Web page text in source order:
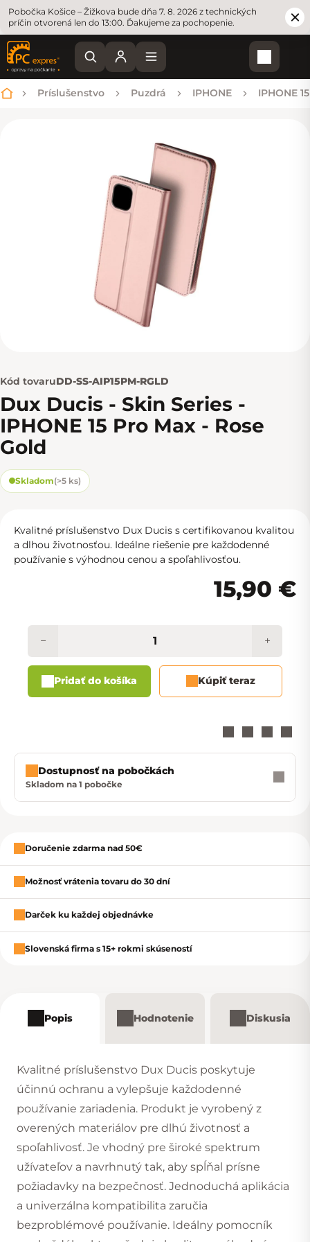
Pobočka Košice – Žižkova bude dňa 7. 8. 2026 z technických
príčin otvorená len do 13:00. Ďakujeme za pochopenie.
Domov
Príslušenstvo Puzdrá IPHONE IPHONE
Kód tovaruDD-SS-AIP15PM-RGLD
Dux Ducis - Skin Series -
IPHONE 15 Pro Max - Rose
Gold
Skladom(>5 ks)
Kvalitné príslušenstvo Dux Ducis s certifikovanou kvalitou
a dlhou životnosťou. Ideálne riešenie pre každodenné
používanie s výhodnou cenou a spoľahlivosťou.
15,90 €
+
−
Pridať do košíka Kúpiť teraz
Zavrieť
Dostupnosť na pobočkách
Skladom na 1 pobočke
Doručenie zdarma nad 50€
Možnosť vrátenia tovaru do 30 dní
Darček ku každej objednávke
Slovenská firma s 15+ rokmi skúseností
Popis Hodnotenie Diskusia
Kvalitné príslušenstvo Dux Ducis poskytuje
účinnú ochranu a vylepšuje každodenné
používanie zariadenia. Produkt je vyrobený z
overených materiálov pre dlhú životnosť a
spoľahlivosť. Je vhodný pre široké spektrum
užívateľov a navrhnutý tak, aby spĺňal prísne
požiadavky na bezpečnosť. Jednoduchá aplikácia
a univerzálna kompatibilita zaručia
bezproblémové používanie. Ideálny pomocník